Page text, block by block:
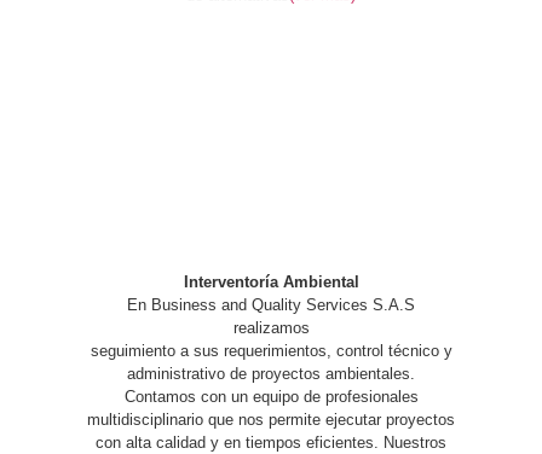
Interventoría Ambiental
En Business and Quality Services S.A.S
realizamos
seguimiento a sus requerimientos, control técnico y
administrativo de proyectos ambientales.
Contamos con un equipo de profesionales
multidisciplinario que nos permite ejecutar proyectos
con alta calidad y en tiempos eficientes. Nuestros